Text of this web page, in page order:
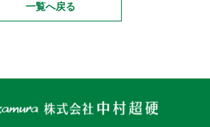
一覧へ戻る